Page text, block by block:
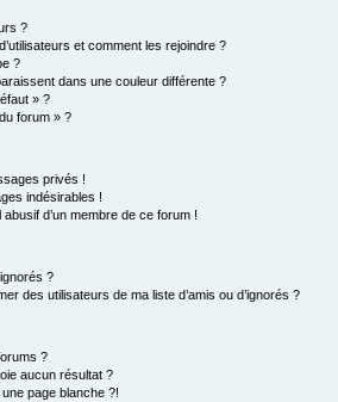
?
et comment les rejoindre ?
?
dans une couleur différente ?
» ?
forum » ?
privés !
indésirables !
d’un membre de ce forum !
?
des utilisateurs de ma liste d’amis ou d’ignorés ?
?
aucun résultat ?
page blanche ?!